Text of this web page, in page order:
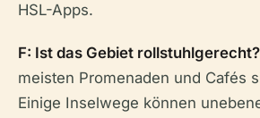
HSL-Apps.
F: Ist das Gebiet rollstuhlgerecht?
meisten Promenaden und Cafés
Einige Inselwege können